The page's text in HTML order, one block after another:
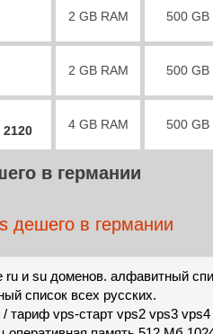
2 GB RAM 500 GB
2 GB RAM 500 GB
2120
4 GB RAM 500 GB
в германии
дешего в германии
ru и su доменов. алфавитный
список всех русских.
/ тариф vps-старт vps2 vps3